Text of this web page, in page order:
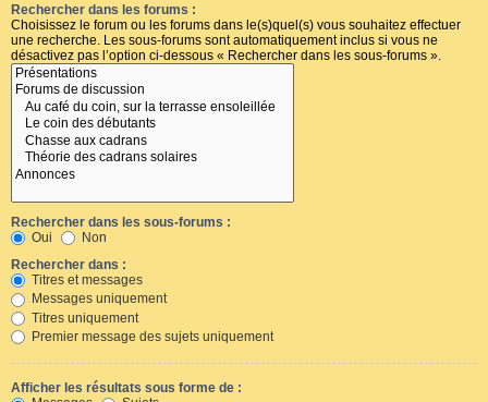
Rechercher dans les forums :
Choisissez le forum ou les forums dans le(s)quel(s) vous souhaitez effectuer
une recherche. Les sous-forums sont automatiquement inclus si vous ne
désactivez pas l’option ci-dessous « Rechercher dans les sous-forums ».
Rechercher dans les sous-forums :
Oui
Non
Rechercher dans :
Titres et messages
Messages uniquement
Titres uniquement
Premier message des sujets uniquement
Afficher les résultats sous forme de :